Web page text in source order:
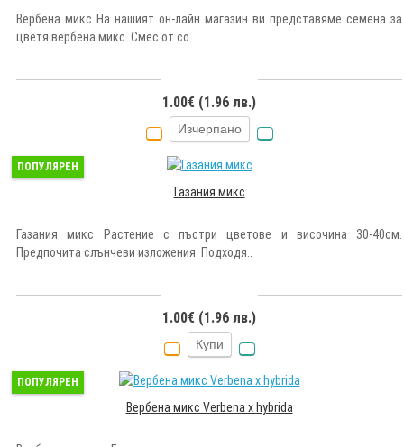
Вербена микс На нашият он-лайн магазин ви представяме семена за
цветя вербена микс. Смес от со..
1.00€ (1.96 лв.)
Изчерпано
ПОПУЛЯРЕН
Газания микс
Газания микс Растение с пъстри цветове и височина 30-40см.
Предпочита слънчеви изложения. Подходя..
1.00€ (1.96 лв.)
Купи
ПОПУЛЯРЕН
Вербена микс Verbena x hybrida